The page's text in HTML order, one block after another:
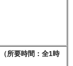
所要時間：全1時